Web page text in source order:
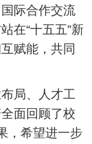
际合作交流
在“十五五”新
赋能，共同
局、人才工
面回顾了校
，希望进一步